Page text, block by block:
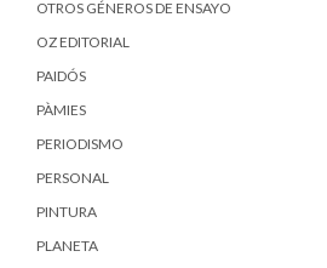
OTROS GÉNEROS DE ENSAYO
OZ EDITORIAL
PAIDÓS
PÀMIES
PERIODISMO
PERSONAL
PINTURA
PLANETA